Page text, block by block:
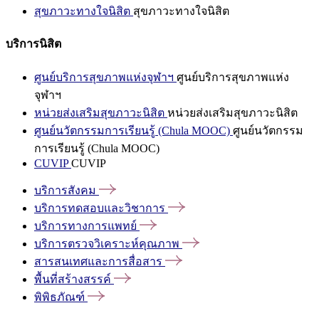
สุขภาวะทางใจนิสิต สุขภาวะทางใจนิสิต
บริการนิสิต
ศูนย์บริการสุขภาพแห่งจุฬาฯ ศูนย์บริการสุขภาพแห่ง
จุฬาฯ
หน่วยส่งเสริมสุขภาวะนิสิต หน่วยส่งเสริมสุขภาวะนิสิต
ศูนย์นวัตกรรมการเรียนรู้ (Chula MOOC) ศูนย์นวัตกรรม
การเรียนรู้ (Chula MOOC)
CUVIPCUVIP
บริการสังคม
บริการทดสอบและวิชาการ
บริการทางการแพทย์
บริการตรวจวิเคราะห์คุณภาพ
สารสนเทศและการสื่อสาร
พื้นที่สร้างสรรค์
พิพิธภัณฑ์